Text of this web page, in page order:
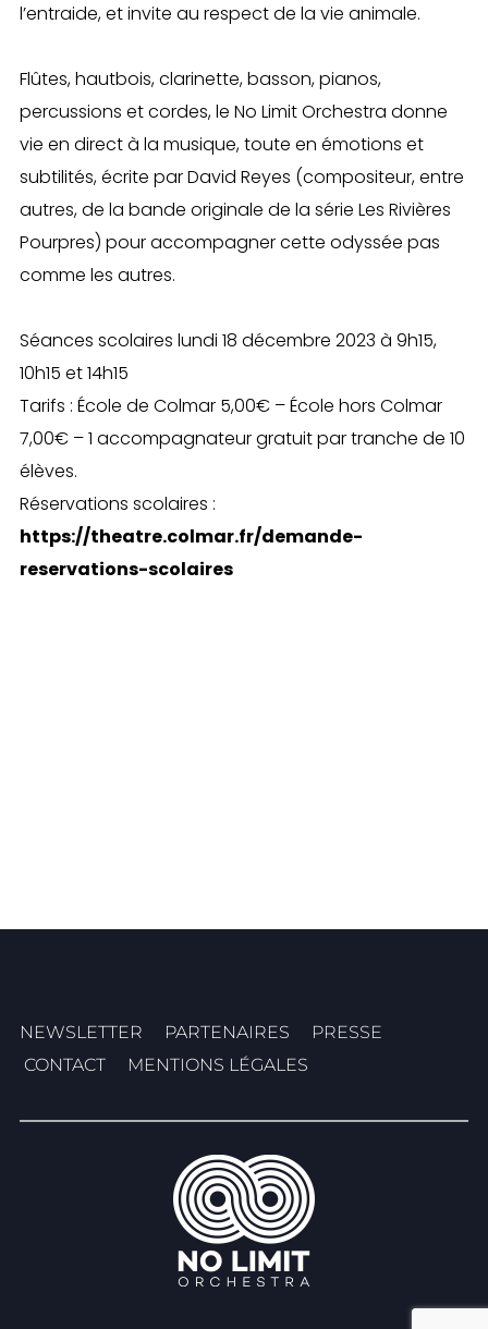
l’entraide, et invite au respect de la vie animale.
Flûtes, hautbois, clarinette, basson, pianos,
percussions et cordes, le No Limit Orchestra donne
vie en direct à la musique, toute en émotions et
subtilités, écrite par David Reyes (compositeur, entre
autres, de la bande originale de la série Les Rivières
Pourpres) pour accompagner cette odyssée pas
comme les autres.
Séances scolaires lundi 18 décembre 2023 à 9h15,
10h15 et 14h15
Tarifs : École de Colmar 5,00€ – École hors Colmar
7,00€ – 1 accompagnateur gratuit par tranche de 10
élèves.
Réservations scolaires :
https://theatre.colmar.fr/demande-
reservations-scolaires
NEWSLETTER PARTENAIRES PRESSE
CONTACT
MENTIONS LÉGALES